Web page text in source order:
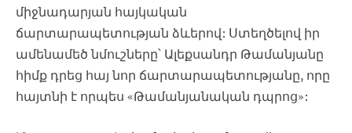
միջնադարյան հայկական
ճարտարապետության ձևերով: Ստեղծելով իր
ամենամեծ նմուշները՝ Ալեքսանդր Թամանյանը
հիմք դրեց հայ նոր ճարտարապետությանը, որը
հայտնի է որպես «Թամանյանական դպրոց»: